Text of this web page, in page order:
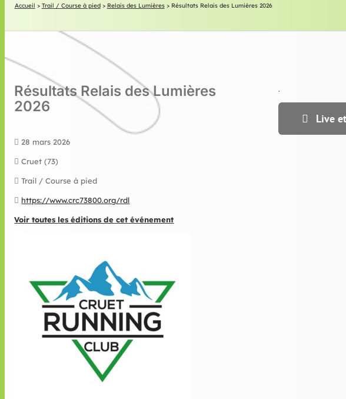
Accueil > Trail / Course à pied> Relais des Lumières> Résultats Relais des Lumières 2026
Résultats Relais des Lumières
2026
28 mars 2026
Cruet (73)
Trail / Course à pied
https://www.crc73800.org/rdl
Voir toutes les éditions de cet événement
.
Live